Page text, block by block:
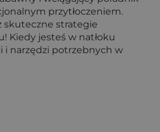
przytłoczeniem.
skuteczne strategie
Kiedy jesteś w natłoku
i narzędzi potrzebnych w